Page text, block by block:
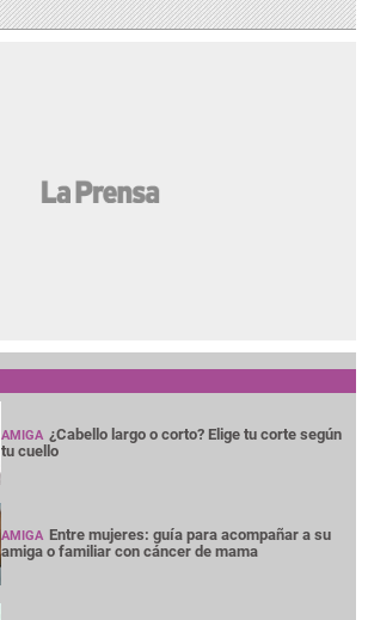
AMIGA ¿Cabello largo o corto? Elige tu corte según
tu cuello
AMIGA Entre mujeres: guía para acompañar a su
amiga o familiar con cáncer de mama